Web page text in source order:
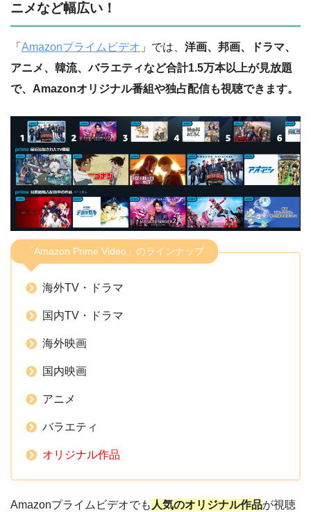
ニメなど幅広い！
「 Amazonプライムビデオ 」では、 洋画、邦画、ドラマ、
アニメ、韓流、バラエティなど合計1.5万本以上が見放題
で、Amazonオリジナル番組や独占配信も視聴できます。
「Amazon Prime Video」のラインナップ
海外TV・ドラマ
国内TV・ドラマ
海外映画
国内映画
アニメ
バラエティ
オリジナル作品
Amazonプライムビデオでも 人気のオリジナル作品が視聴